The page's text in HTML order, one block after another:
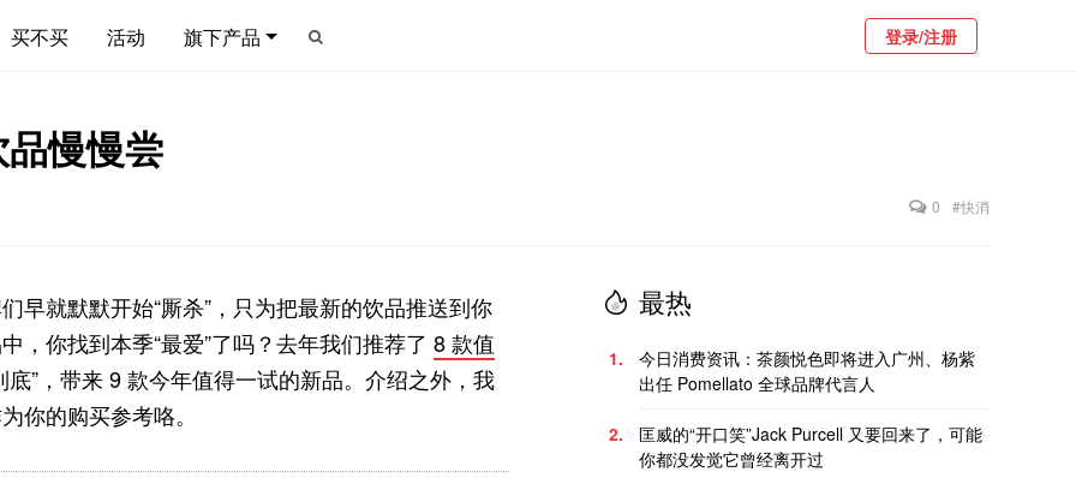
买不买 活动 旗下产品 登录/注册
慢慢尝
0 #快消
早就默默开始“厮杀”，只为把最新的饮品推送到你
，你找到本季“最爱”了吗？去年我们推荐了 8 款值
”，带来 9 款今年值得一试的新品。介绍之外，我
你的购买参考咯。
最热
1.
今日消费资讯：茶颜悦色即将进入广州、杨紫
出任 Pomellato 全球品牌代言人
2.
匡威的“开口笑”Jack Purcell 又要回来了，可能
你都没发觉它曾经离开过